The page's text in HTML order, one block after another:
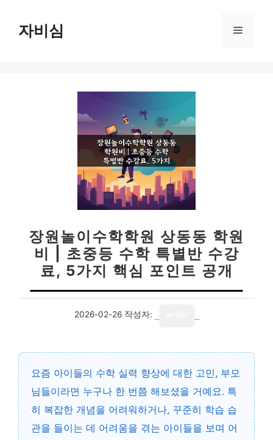
자비심 메
장원놀이수학학원 상동동 학원
비 | 초중등 수학 특별반 수강
료, 5가지 핵심 포인트 공개
2026-02-26 작성자:
요즘 아이들의 수학 실력 향상에 대한 고민, 부모
님들이라면 누구나 한 번쯤 해보셨을 거예요. 특
히 복잡한 개념을 어려워하거나, 꾸준히 학습 습
관을 들이는 데 어려움을 겪는 아이들을 보며 어